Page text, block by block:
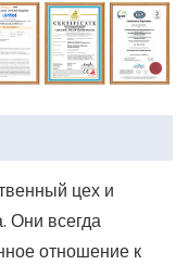
цех и
Они всегда
отношение к